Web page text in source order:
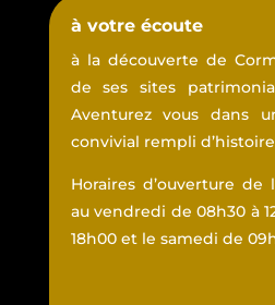
à votre écoute
à la découverte de
de ses sites
Aventurez vous dans
convivial rempli d’histoire
Horaires d’ouverture
au vendredi de 08h30 à
18h00 et le samedi de